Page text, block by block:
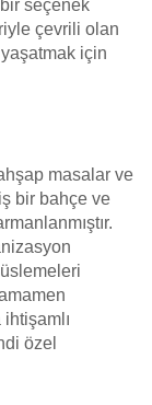
seçenek
çevrili olan
için
masalar ve
bir bahçe ve
özel